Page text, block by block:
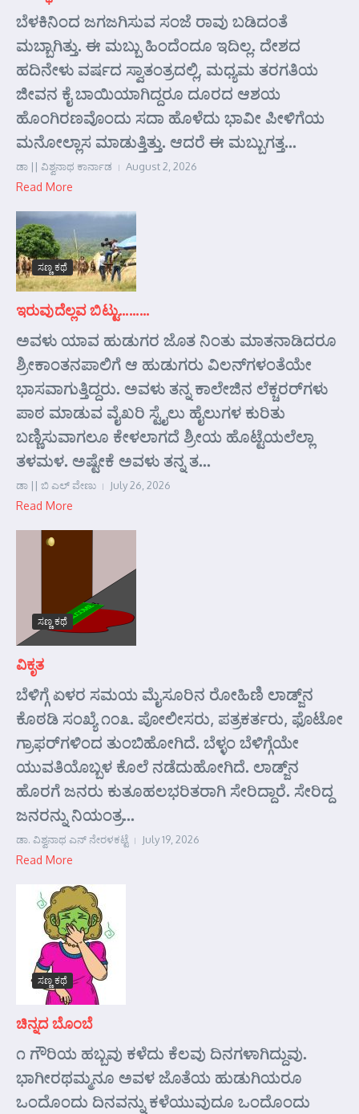
ಬೆಳಕಿನಿಂದ ಜಗಜಗಿಸುವ ಸಂಜೆ ರಾವು ಬಡಿದಂತೆ
ಮಬ್ಬಾಗಿತ್ತು. ಈ ಮಬ್ಬು ಹಿಂದೆಂದೂ ಇದಿಲ್ಲ. ದೇಶದ
ಹದಿನೇಳು ವರ್ಷದ ಸ್ವಾತಂತ್ರದಲ್ಲಿ, ಮಧ್ಯಮ ತರಗತಿಯ
ಜೀವನ ಕೈ ಬಾಯಿಯಾಗಿದ್ದರೂ ದೂರದ ಆಶಯ
ಹೊಂಗಿರಣವೊಂದು ಸದಾ ಹೊಳೆದು ಭಾವೀ ಪೀಳಿಗೆಯ
ಮನೋಲ್ಲಾಸ ಮಾಡುತ್ತಿತ್ತು. ಆದರೆ ಈ ಮಬ್ಬುಗತ್ತ...
ಡಾ || ವಿಶ್ವನಾಥ ಕಾರ್ನಾಡ August 2, 2026
Read More
ಸಣ್ಣ ಕಥೆ
ಇರುವುದೆಲ್ಲವ ಬಿಟ್ಟು………
ಅವಳು ಯಾವ ಹುಡುಗರ ಜೊತ ನಿಂತು ಮಾತನಾಡಿದರೂ
ಶ್ರೀಕಾಂತನಪಾಲಿಗೆ ಆ ಹುಡುಗರು ವಿಲನ್‌ಗಳಂತೆಯೇ
ಭಾಸವಾಗುತ್ತಿದ್ದರು. ಅವಳು ತನ್ನ ಕಾಲೇಜಿನ ಲೆಕ್ಚರರ್‌ಗಳು
ಪಾಠ ಮಾಡುವ ವೈಖರಿ ಸ್ಟೈಲು ಹೈಲುಗಳ ಕುರಿತು
ಬಣ್ಣಿಸುವಾಗಲೂ ಕೇಳಲಾಗದೆ ಶ್ರೀಯ ಹೊಟ್ಟೆಯಲೆಲ್ಲಾ
ತಳಮಳ. ಅಷ್ಟೇಕೆ ಅವಳು ತನ್ನ ತ...
ಡಾ || ಬಿ ಎಲ್ ವೇಣು July 26, 2026
Read More
ಸಣ್ಣ ಕಥೆ
ವಿಕೃತ
ಬೆಳಿಗ್ಗೆ ಏಳರ ಸಮಯ ಮೈಸೂರಿನ ರೋಹಿಣಿ ಲಾಡ್ಜ್‌ನ
ಕೊಠಡಿ ಸಂಖ್ಯೆ ೧೦೩. ಪೋಲೀಸರು, ಪತ್ರಕರ್ತರು, ಫೊಟೋ
ಗ್ರಾಫರ್‌ಗಳಿಂದ ತುಂಬಿಹೋಗಿದೆ. ಬೆಳ್ಳಂ ಬೆಳಿಗ್ಗೆಯೇ
ಯುವತಿಯೊಬ್ಬಳ ಕೊಲೆ ನಡೆದುಹೋಗಿದೆ. ಲಾಡ್ಜ್‌ನ
ಹೊರಗೆ ಜನರು ಕುತೂಹಲಭರಿತರಾಗಿ ಸೇರಿದ್ದಾರೆ. ಸೇರಿದ್ದ
ಜನರನ್ನು ನಿಯಂತ್ರ...
ಡಾ. ವಿಶ್ವನಾಥ ಎನ್ ನೇರಳಕಟ್ಟೆ July 19, 2026
Read More
ಸಣ್ಣ ಕಥೆ
ಚಿನ್ನದ ಬೊಂಬೆ
೧ ಗೌರಿಯ ಹಬ್ಬವು ಕಳೆದು ಕೆಲವು ದಿನಗಳಾಗಿದ್ದುವು.
ಭಾಗೀರಥಮ್ಮನೂ ಅವಳ ಜೊತೆಯ ಹುಡುಗಿಯರೂ
ಒಂದೊಂದು ದಿನವನ್ನು ಕಳೆಯುವುದೂ ಒಂದೊಂದು